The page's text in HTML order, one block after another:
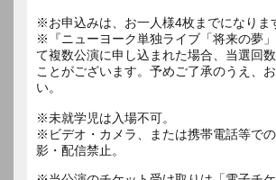
※お申込みは、お一人様4枚までになりま
※『ニューヨーク単独ライブ「将来の夢
て複数公演に申し込まれた場合、当選回
ことがございます。予めご了承のうえ、
い。
※未就学児は入場不可。
※ビデオ・カメラ、または携帯電話等で
影・配信禁止。